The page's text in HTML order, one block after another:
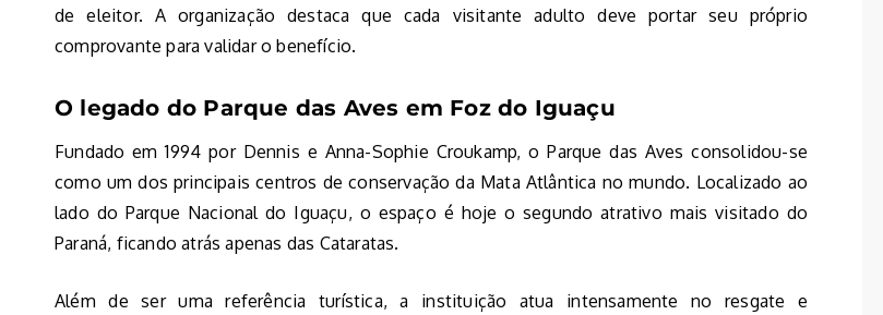
de eleitor. A organização destaca que cada visitante adulto deve portar seu próprio
comprovante para validar o benefício.
O legado do Parque das Aves em Foz do Iguaçu
Fundado em 1994 por Dennis e Anna-Sophie Croukamp, o Parque das Aves consolidou-se
como um dos principais centros de conservação da Mata Atlântica no mundo. Localizado ao
lado do Parque Nacional do Iguaçu, o espaço é hoje o segundo atrativo mais visitado do
Paraná, ficando atrás apenas das Cataratas.
Além de ser uma referência turística, a instituição atua intensamente no resgate e